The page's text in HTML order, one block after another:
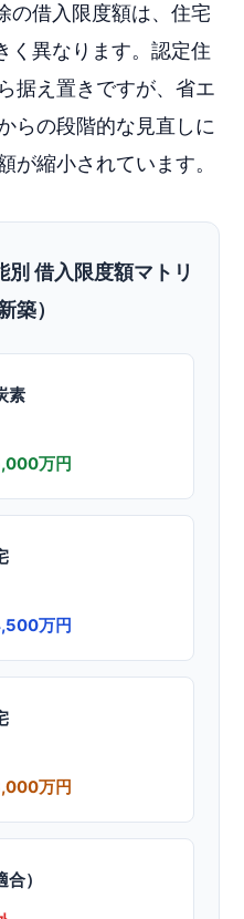
の借入限度額は、住宅
く異なります。認定住
据え置きですが、省エ
らの段階的な見直しに
が縮小されています。
借入限度額マトリ
築）
素
万円
万円
万円
）